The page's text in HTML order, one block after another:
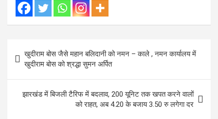
navigation
खुदीराम बोस जैसे महान बलिदानी को नमन – काले , नमन कार्यालय में
खुदीराम बोस को श्रद्धा सुमन अर्पित
झारखंड में बिजली टैरिफ में बदलाव, 200 यूनिट तक खपत करने वालों
को राहत, अब 4.20 के बजाय 3.50 रु लगेगा दर